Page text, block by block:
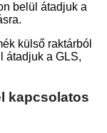
belül átadjuk a
külső raktárból
átadjuk a GLS,
kapcsolatos